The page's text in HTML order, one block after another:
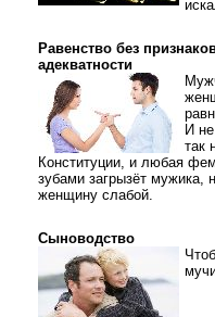
Равенство без
адекватности
И
так
Конституции, и любая
зубами загрызёт мужика,
женщину слабой.
Сыноводство